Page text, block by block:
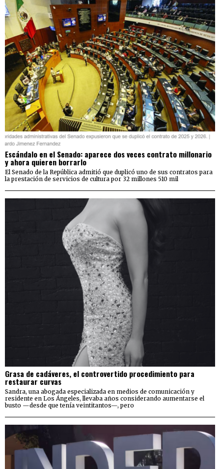
Escándalo en el Senado: aparece dos veces contrato millonario
y ahora quieren borrarlo
El Senado de la República admitió que duplicó uno de sus contratos para
la prestación de servicios de cultura por 32 millones 510 mil
Grasa de cadáveres, el controvertido procedimiento para
restaurar curvas
Sandra, una abogada especializada en medios de comunicación y
residente en Los Ángeles, llevaba años considerando aumentarse el
busto —desde que tenía veintitantos—, pero